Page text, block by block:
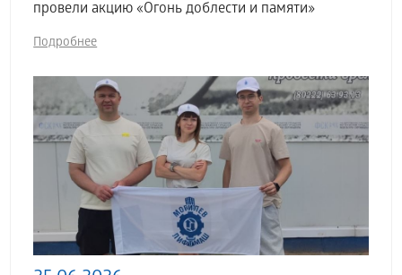
провели акцию «Огонь доблести и памяти»
Подробнее